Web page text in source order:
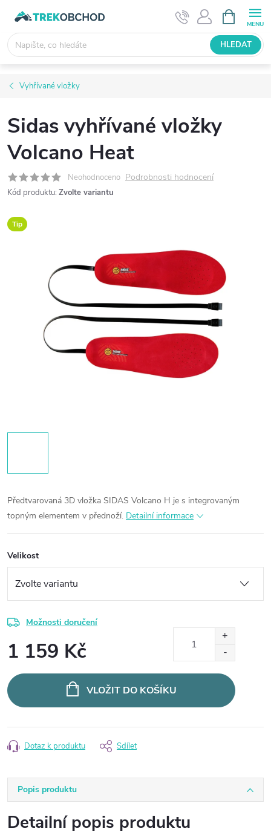
obsah
NÁKUPNÍ
KOŠÍK
HLEDAT
Vyhřívané vložky
Sidas vyhřívané vložky
Volcano Heat
Neohodnoceno Podrobnosti hodnocení
Kód produktu: Zvolte variantu
Tip
Předtvarovaná 3D vložka SIDAS Volcano H je s integrovaným
topným elementem v přednoží. Detailní informace
Velikost
Možnosti doručení
1 159 Kč
cena:
VLOŽIT DO KOŠÍKU
Dotaz k produktu Sdílet
Popis produktu
Detailní popis produktu